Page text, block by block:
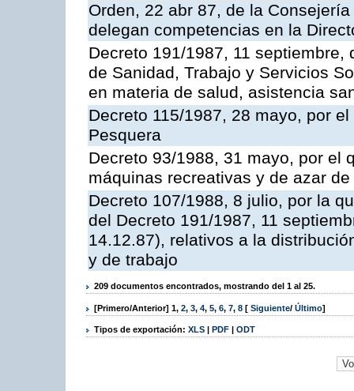
Orden, 22 abr 87, de la
delegan competencias en la
Decreto 191/1987, 11
de Sanidad, Trabajo y Servicios
en materia de salud, asistencia
Decreto 115/1987, 28 mayo, por
Pesquera
Decreto 93/1988, 31 mayo, por el
máquinas recreativas y de azar
Decreto 107/1988, 8 julio, por la
del Decreto 191/1987, 11
14.12.87), relativos a la
y de trabajo
209 documentos encontrados, mostrando del 1 al 25.
[Primero/Anterior] 1, 2, 3, 4, 5, 6, 7, 8 [ Siguiente/ Último]
Tipos de exportación: XLS | PDF | ODT